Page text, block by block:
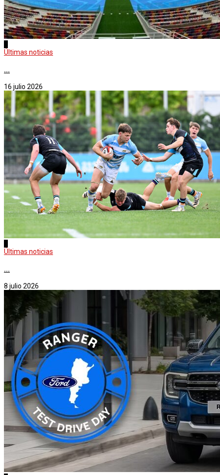
Últimas noticias
...
16 julio 2026
Últimas noticias
...
8 julio 2026